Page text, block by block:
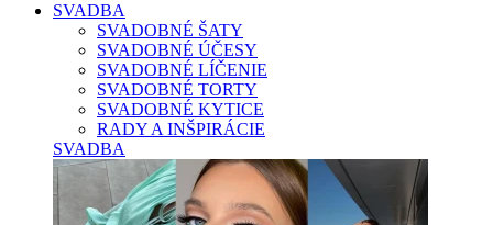
SVADBA
SVADOBNÉ ŠATY
SVADOBNÉ ÚČESY
SVADOBNÉ LÍČENIE
SVADOBNÉ TORTY
SVADOBNÉ KYTICE
RADY A INŠPIRÁCIE
SVADBA